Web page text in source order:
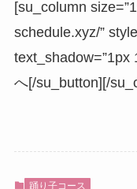
[su_column
schedule.xyz/”
text_shadow=”1px
へ[/su_button][/
踊り子コース